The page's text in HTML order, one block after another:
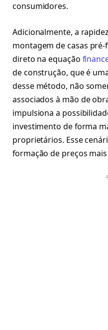
consumidores.
Adicionalmente, a
montagem de casas
direto na equação
de construção, que é
desse método, não
associados à mão de
impulsiona a
investimento de forma
proprietários. Esse
formação de preços